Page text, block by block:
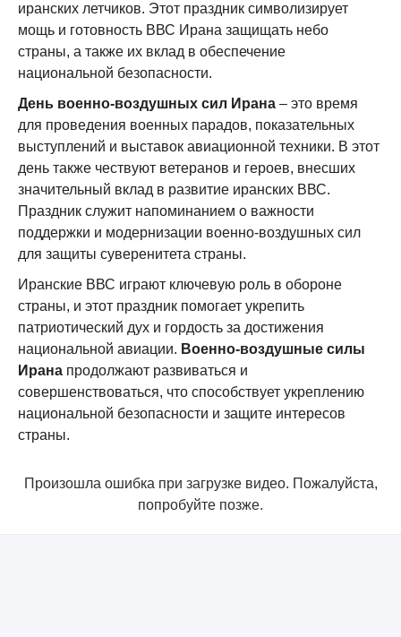
иранских летчиков. Этот праздник символизирует
мощь и готовность ВВС Ирана защищать небо
страны, а также их вклад в обеспечение
национальной безопасности.
День военно-воздушных сил Ирана – это время
для проведения военных парадов, показательных
выступлений и выставок авиационной техники. В этот
день также чествуют ветеранов и героев, внесших
значительный вклад в развитие иранских ВВС.
Праздник служит напоминанием о важности
поддержки и модернизации военно-воздушных сил
для защиты суверенитета страны.
Иранские ВВС играют ключевую роль в обороне
страны, и этот праздник помогает укрепить
патриотический дух и гордость за достижения
национальной авиации. Военно-воздушные силы
Ирана продолжают развиваться и
совершенствоваться, что способствует укреплению
национальной безопасности и защите интересов
страны.
Произошла ошибка при загрузке видео. Пожалуйста,
попробуйте позже.